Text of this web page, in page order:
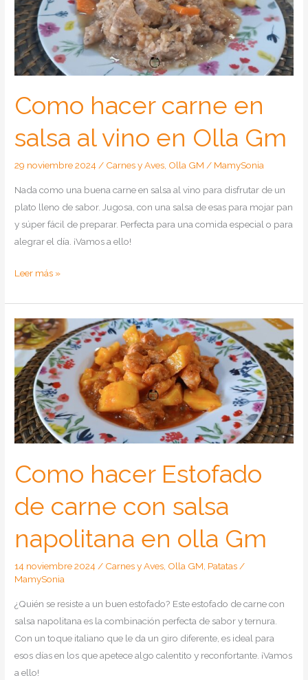
en
Olla
Gm
Como hacer carne en
salsa al vino en Olla Gm
29 noviembre 2024/ Carnes y Aves, Olla GM / MamySonia
Nada como una buena carne en salsa al vino para disfrutar de un
plato lleno de sabor. Jugosa, con una salsa de esas para mojar pan
y súper fácil de preparar. Perfecta para una comida especial o para
alegrar el día. ¡Vamos a ello!
Como
carne
en
salsa
al
vino
en
Olla
Gm
Leer más »
Como hacer Estofado
de carne con salsa
napolitana en olla Gm
14 noviembre 2024 / Carnes y Aves Olla GM Patatas /
MamySonia
¿Quién se resiste a un buen estofado? Este estofado de carne con
salsa napolitana es la combinación perfecta de sabor y ternura.
Con un toque italiano que le da un giro diferente, es ideal para
esos días en los que apetece algo calentito y reconfortante. ¡Vamos
a ello!